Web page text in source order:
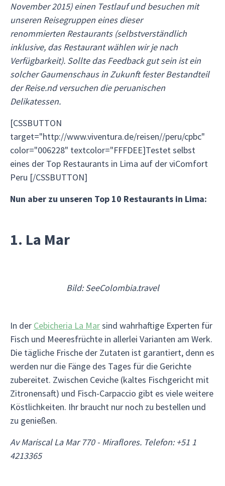
November 2015) einen Testlauf und besuchen mit
unseren Reisegruppen eines dieser
renommierten Restaurants (selbstverständlich
inklusive, das Restaurant wählen wir je nach
Verfügbarkeit). Sollte das Feedback gut sein ist ein
solcher Gaumenschaus in Zukunft fester Bestandteil
der Reise.nd versuchen die peruanischen
Delikatessen.
[CSSBUTTON
target="http://www.viventura.de/reisen//peru/cpbc"
color="006228" textcolor="FFFDEE]Testet selbst
eines der Top Restaurants in Lima auf der viComfort
Peru [/CSSBUTTON]
Nun aber zu unseren Top 10 Restaurants in Lima:
1. La Mar
Bild: SeeColombia.travel
In der Cebicheria La Marsind wahrhaftige Experten für
Fisch und Meeresfrüchte in allerlei Varianten am Werk.
Die tägliche Frische der Zutaten ist garantiert, denn es
werden nur die Fänge des Tages für die Gerichte
zubereitet. Zwischen Ceviche (kaltes Fischgericht mit
Zitronensaft) und Fisch-Carpaccio gibt es viele weitere
Köstlichkeiten. Ihr braucht nur noch zu bestellen und
zu genießen.
Av Mariscal La Mar 770 - Miraflores. Telefon: +51 1
4213365